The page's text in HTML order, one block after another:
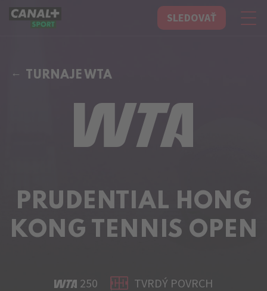
CANAL+ Sport SLEDOVAŤ
TURNAJE WTA
PRUDENTIAL HONG
KONG TENNIS OPEN
250
TVRDÝ POVRCH